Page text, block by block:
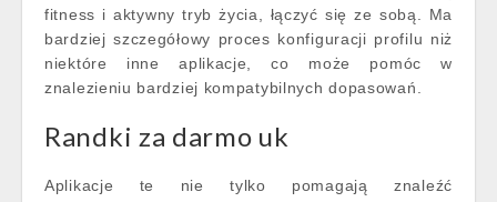
fitness i aktywny tryb życia, łączyć się ze sobą. Ma
bardziej szczegółowy proces konfiguracji profilu niż
niektóre inne aplikacje, co może pomóc w
znalezieniu bardziej kompatybilnych dopasowań.
Randki za darmo uk
Aplikacje te nie tylko pomagają znaleźć